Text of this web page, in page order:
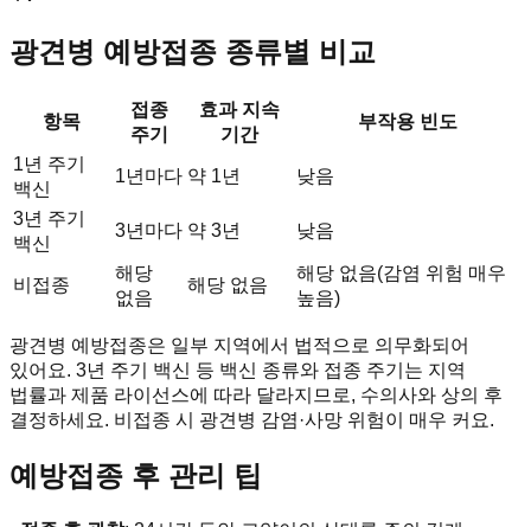
광견병 예방접종 종류별 비교
항목
접종
주기
효과 지속
기간
부작용 빈도
1년 주기
백신
1년마다 약 1년 낮음
3년 주기
백신
3년마다 약 3년 낮음
비접종
해당
없음
해당 없음
해당 없음(감염 위험 매우
높음)
광견병 예방접종은 일부 지역에서 법적으로 의무화되어
있어요. 3년 주기 백신 등 백신 종류와 접종 주기는 지역
법률과 제품 라이선스에 따라 달라지므로, 수의사와 상의 후
결정하세요. 비접종 시 광견병 감염·사망 위험이 매우 커요.
예방접종 후 관리 팁